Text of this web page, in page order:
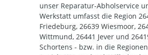
unser Reparatur-Abholservice
Werkstatt umfasst die Region
Friedeburg, 26639 Wiesmoor,
Wittmund, 26441 Jever und
Schortens - bzw. in die Regionen